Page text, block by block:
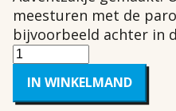
meesturen met de
bijvoorbeeld achter in
IN WINKELMAND